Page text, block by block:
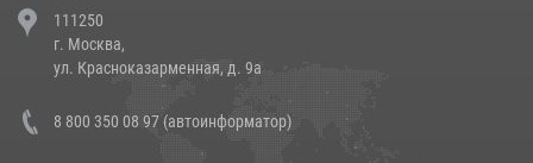
напавших на бригаду скорой помощи (видео)
14 июля 2026, 12:20
В Росгвардии прошла военно-научная конференция по обобщению
боевого опыта
111250
г. Москва,
ул. Красноказарменная, д. 9а
8 800 350 08 97 (автоинформатор)